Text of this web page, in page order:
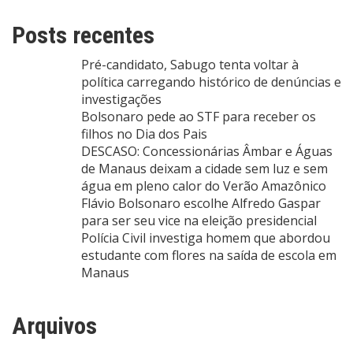
Posts recentes
Pré-candidato, Sabugo tenta voltar à
política carregando histórico de denúncias e
investigações
Bolsonaro pede ao STF para receber os
filhos no Dia dos Pais
DESCASO: Concessionárias Âmbar e Águas
de Manaus deixam a cidade sem luz e sem
água em pleno calor do Verão Amazônico
Flávio Bolsonaro escolhe Alfredo Gaspar
para ser seu vice na eleição presidencial
Polícia Civil investiga homem que abordou
estudante com flores na saída de escola em
Manaus
Arquivos